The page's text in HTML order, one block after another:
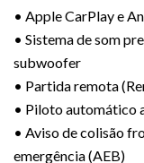
• Apple CarPlay e
• Sistema de som
subwoofer
• Partida remota
• Piloto automático
• Aviso de colisão
emergência (AEB)